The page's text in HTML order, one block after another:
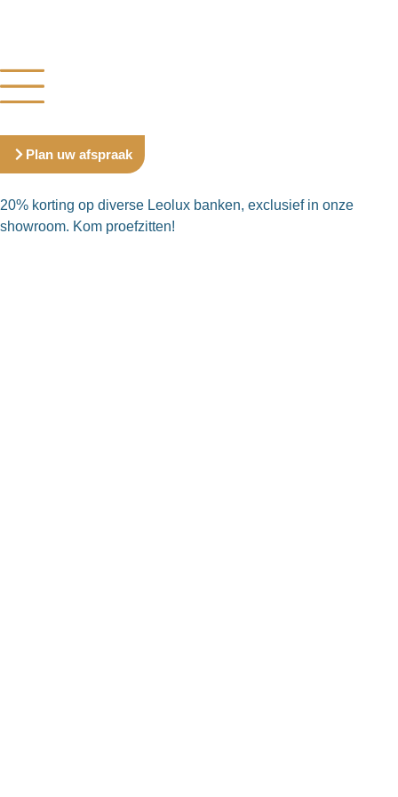
Plan uw afspraak
20% korting op diverse Leolux banken, exclusief in onze
showroom. Kom proefzitten!